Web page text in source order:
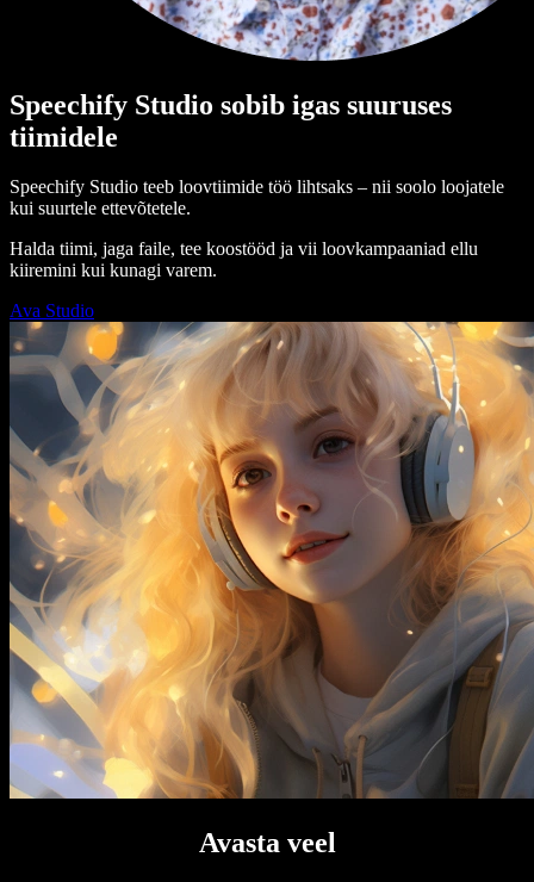
Speechify Studio sobib igas suuruses
tiimidele
Speechify Studio teeb loovtiimide töö lihtsaks – nii soolo loojatele
kui suurtele ettevõtetele.
Halda tiimi, jaga faile, tee koostööd ja vii loovkampaaniad ellu
kiiremini kui kunagi varem.
Ava Studio
Avasta veel